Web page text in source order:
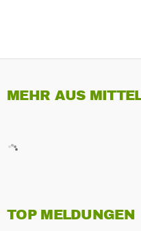
MEHR AUS
TOP MELDUNGEN